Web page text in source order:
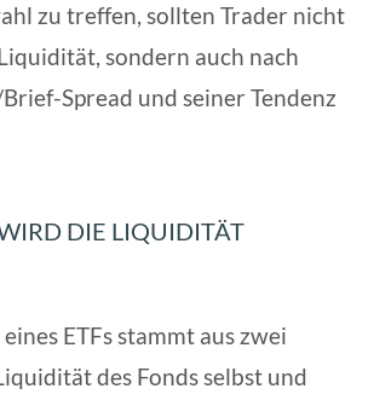
zu treffen, sollten Trader nicht
sondern auch nach
Spread und seiner Tendenz
DIE LIQUIDITÄT
ETFs stammt aus zwei
des Fonds selbst und